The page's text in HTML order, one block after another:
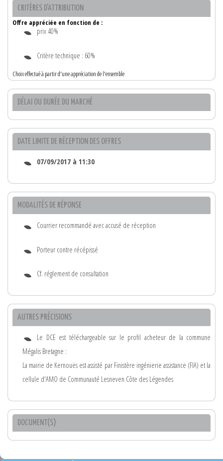
CRITÈRES D'ATTRIBUTION
Offre appréciée en fonction de :
prix 40%
Critère technique : 60%
Choix effectué à partir d'une appréciation de l'ensemble
DÉLAI OU DURÉE DU MARCHÉ
DATE LIMITE DE RÉCEPTION DES OFFRES
07/09/2017 à 11:30
MODALITÉS DE RÉPONSE
Courrier recommandé avec accusé de réception
Porteur contre récépissé
Cf. réglement de consultation
AUTRES PRÉCISIONS
Le DCE est téléchargeable sur le profil acheteur de la commune
Mégalis Bretagne :
La mairie de Kernouës est assisté par Finistère ingénierie assistance (FIA) et la
cellule d'AMO de Communauté Lesneven Côte des Légendes
DOCUMENT(S)